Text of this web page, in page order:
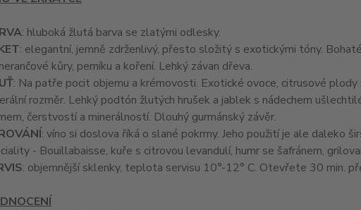
: hluboká žlutá barva se zlatými odlesky.
: elegantní, jemně zdrženlivý, přesto složitý s exotickými tóny.
kůry, perníku a koření. Lehký závan dřeva.
: Na patře pocit objemu a krémovosti. Exotické ovoce, citrusové
rozměr. Lehký podtón žlutých hrušek a jablek s nádechem
čerstvostí a minerálností. Dlouhý gurmánský závěr.
: víno si doslova říká o slané pokrmy. Jeho použití je ale daleko
- Bouillabaisse, kuře s citrovou levandulí, humr se šafránem,
: objemnější sklenky, teplota servisu 10°-12° C. Otevřete 30 min.